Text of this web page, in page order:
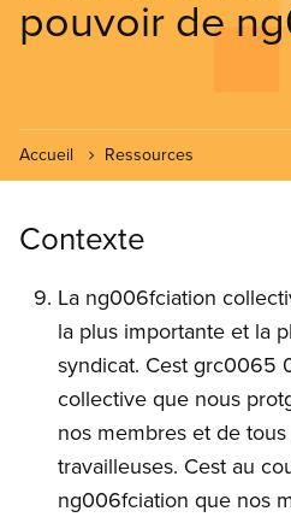
pouvoir de
Accueil Ressources
Contexte
La ng006fciation
la plus importante et la
syndicat. Cest grc0065
collective que nous
nos membres et de
travailleuses. Cest au
ng006fciation que nos